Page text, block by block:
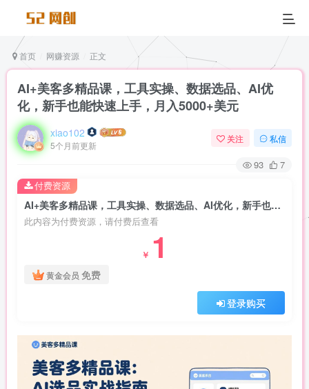
首页 网赚资源 正文
AI+美客多精品课，工具实操、数据选品、AI优
化，新手也能快速上手，月入5000+美元
xiao102
5个月前更新
关注 私信
93 7
AI+美客多精品课，工具实操、数据选品、AI优化，新手也能快速上手，月入5000+美元
此内容为付费资源，请付费后查看
￥ 1
黄金会员 免费
登录购买
付费资源